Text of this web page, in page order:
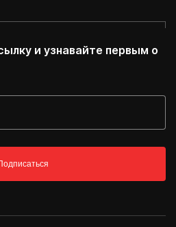
и узнавайте первым о